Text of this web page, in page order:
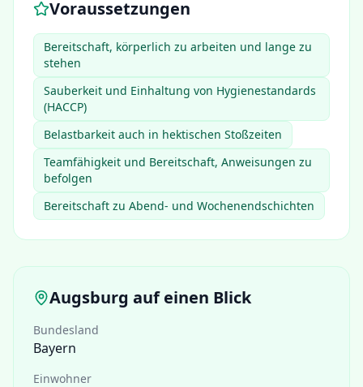
Voraussetzungen
Bereitschaft, körperlich zu arbeiten und lange zu
stehen
Sauberkeit und Einhaltung von Hygienestandards
(HACCP)
Belastbarkeit auch in hektischen Stoßzeiten
Teamfähigkeit und Bereitschaft, Anweisungen zu
befolgen
Bereitschaft zu Abend- und Wochenendschichten
Augsburg auf einen Blick
Bundesland
Bayern
Einwohner